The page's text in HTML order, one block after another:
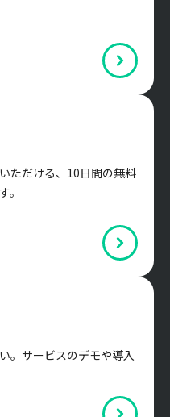
ただける、10日間の無料
。
。サービスのデモや導入